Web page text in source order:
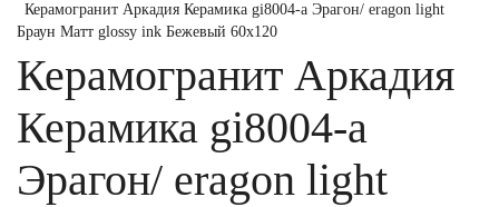
Керамогранит Аркадия Керамика gi8004-a Эрагон/ eragon light
Браун Матт glossy ink Бежевый 60x120
Керамогранит Аркадия
Керамика gi8004-a
Эрагон/ eragon light